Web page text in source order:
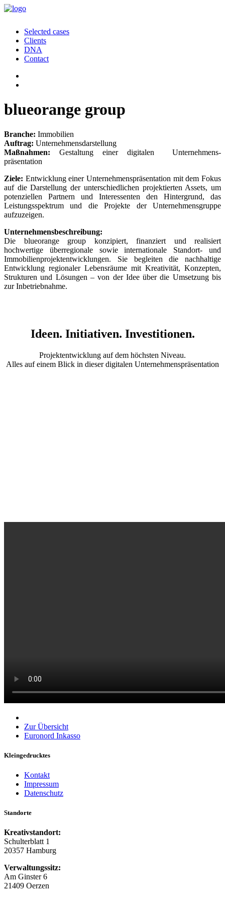
Selected cases
Clients
DNA
Contact
blueorange group
Branche: Immobilien
Auftrag: Unternehmensdarstellung
Maßnahmen: Gestaltung einer digitalen Unternehmens­
präsentation
Ziele: Entwicklung einer Unternehmens­präsentation mit dem Fokus
auf die Darstellung der unterschiedlichen projektierten Assets, um
potenziellen Partnern und Interessenten den Hintergrund, das
Leistungsspektrum und die Projekte der Unternehmensgruppe
aufzuzeigen.
Unternehmensbeschreibung:
Die blueorange group konzipiert, finanziert und realisiert
hochwertige überregionale sowie internationale Standort- und
Immobilien­projekt­entwicklungen. Sie begleiten die nachhaltige
Entwicklung regionaler Lebensräume mit Kreativität, Konzepten,
Strukturen und Lösungen – von der Idee über die Umsetzung bis
zur Inbetriebnahme.
Ideen. Initiativen. Investitionen.
Projektentwicklung auf dem höchsten Niveau.
Alles auf einem Blick in dieser digitalen Unternehmenspräsentation
Zur Übersicht
Euronord Inkasso
Kleingedrucktes
Kontakt
Impressum
Datenschutz
Standorte
Kreativstandort:
Schulterblatt 1
20357 Hamburg
Verwaltungssitz:
Am Ginster 6
21409 Oerzen